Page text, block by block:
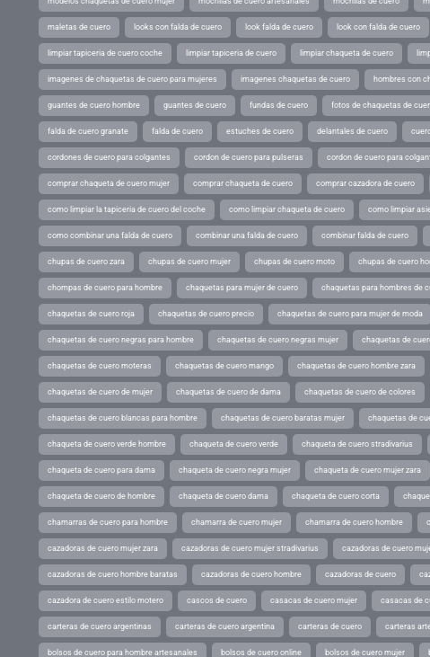
maletas de cuero looks con falda de cuero look falda de cuero look con falda de cuero
limpiar tapiceria de cuero coche limpiar tapiceria de cuero limpiar chaqueta de cuero
imagenes de chaquetas de cuero para mujeres imagenes chaquetas de cuero hombres con
guantes de cuero hombre guantes de cuero fundas de cuero fotos de chaquetas de
falda de cuero granate falda de cuero estuches de cuero delantales de cuero
cordones de cuero para colgantes cordon de cuero para pulseras cordon de cuero para
comprar chaqueta de cuero mujer comprar chaqueta de cuero comprar cazadora de cuero
como limpiar la tapiceria de cuero del coche como limpiar chaqueta de cuero como limpiar
como combinar una falda de cuero combinar una falda de cuero combinar falda de cuero
chupas de cuero zara chupas de cuero mujer chupas de cuero moto chupas de cuero
chompas de cuero para hombre chaquetas para mujer de cuero chaquetas para hombres de
chaquetas de cuero roja chaquetas de cuero precio chaquetas de cuero para mujer de moda
chaquetas de cuero negras para hombre chaquetas de cuero negras mujer chaquetas de
chaquetas de cuero moteras chaquetas de cuero mango chaquetas de cuero hombre zara
chaquetas de cuero de mujer chaquetas de cuero de dama chaquetas de cuero de colores
chaquetas de cuero blancas para hombre chaquetas de cuero baratas mujer chaquetas de
chaqueta de cuero verde hombre chaqueta de cuero verde chaqueta de cuero stradivarius
chaqueta de cuero para dama chaqueta de cuero negra mujer chaqueta de cuero mujer zara
chaqueta de cuero de hombre chaqueta de cuero dama chaqueta de cuero corta
chamarras de cuero para hombre chamarra de cuero mujer chamarra de cuero hombre
cazadoras de cuero mujer zara cazadoras de cuero mujer stradivarius cazadoras de cuero
cazadoras de cuero hombre baratas cazadoras de cuero hombre cazadoras de cuero
cazadora de cuero estilo motero cascos de cuero casacas de cuero mujer casacas de
carteras de cuero argentinas carteras de cuero argentina carteras de cuero carteras
bolsos de cuero para hombre artesanales bolsos de cuero online bolsos de cuero mujer